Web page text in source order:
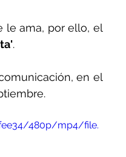
le ama, por ello, el
.
480p/mp4/file.